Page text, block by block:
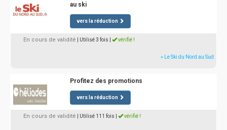
au ski
vers la réduction
En cours de validité | Utilisé 3 fois vérifié !
» Le Ski du Nord au Sud
Profitez des promotions
vers la réduction
En cours de validité | Utilisé 111 fois vérifié !